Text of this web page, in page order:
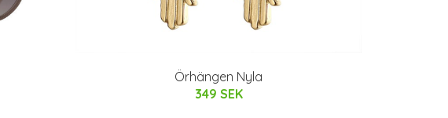
Örhängen Nyla
349 SEK